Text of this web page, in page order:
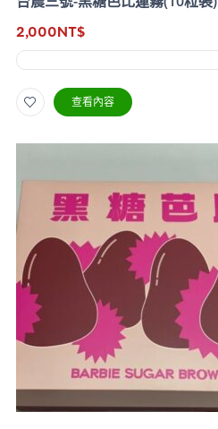
2,000NT$
查看內容